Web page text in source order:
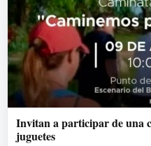
Invitan a participar de una
juguetes